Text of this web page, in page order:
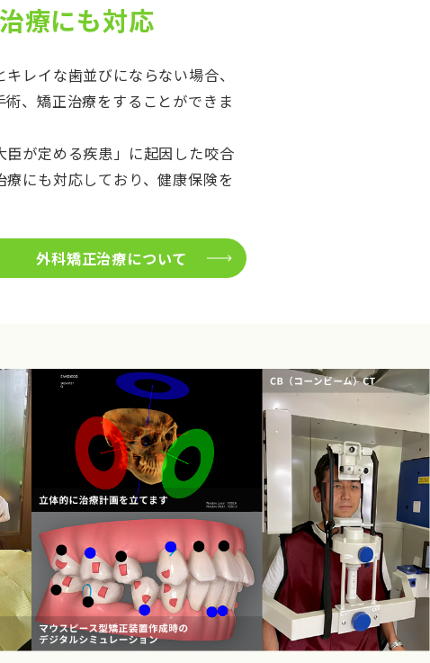
療にも対応
レイな歯並びにならない場合、
、矯正治療をすることができま
臣が定める疾患」に起因した咬合
にも対応しており、健康保険を
外科矯正治療について